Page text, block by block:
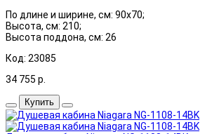
По длине и ширине, см: 90x70;
Высота, см: 210;
Высота поддона, см: 26
Код: 23085
34 755 р.
Купить